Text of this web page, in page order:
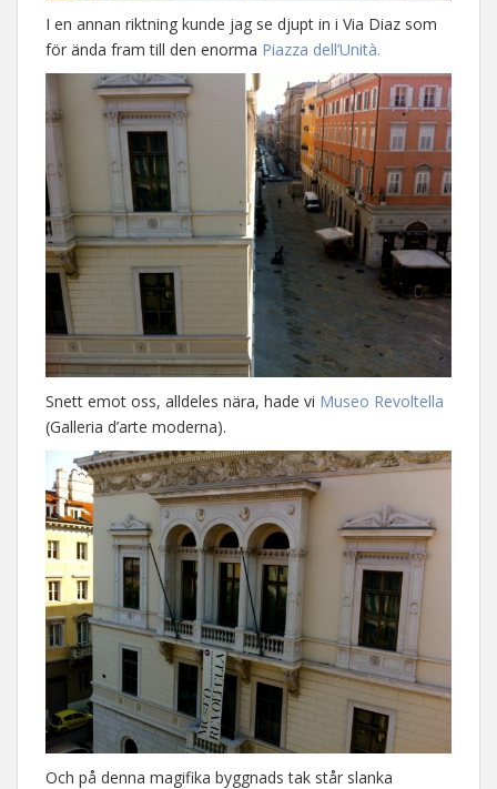
I en annan riktning kunde jag se djupt in i Via Diaz som
för ända fram till den enorma Piazza dell’Unità.
Snett emot oss, alldeles nära, hade vi Museo Revoltella
(Galleria d’arte moderna).
Och på denna magifika byggnads tak står slanka